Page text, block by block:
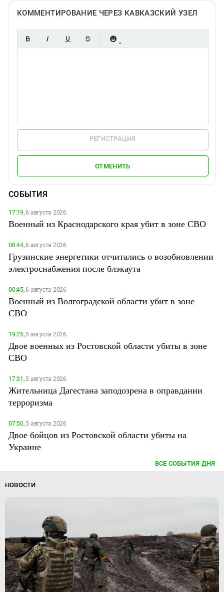
КОММЕНТИРОВАНИЕ ЧЕРЕЗ КАВКАЗСКИЙ УЗЕЛ
РЕГИСТРАЦИЯ
ОТМЕНИТЬ
СОБЫТИЯ
17:19,6 августа 2026
Военный из Краснодарского края убит в зоне СВО
08:44,6 августа 2026
Грузинские энергетики отчитались о возобновлении
электроснабжения после блэкаута
00:45,6 августа 2026
Военный из Волгоградской области убит в зоне
СВО
19:25,5 августа 2026
Двое военных из Ростовской области убиты в зоне
СВО
17:31,5 августа 2026
Жительница Дагестана заподозрена в оправдании
терроризма
07:50,5 августа 2026
Двое бойцов из Ростовской области убиты на
Украине
ВСЕ СОБЫТИЯ ДНЯ
НОВОСТИ